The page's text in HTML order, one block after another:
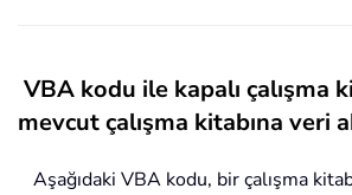
VBA kodu ile kapalı çalışma
mevcut çalışma kitabına veri
Aşağıdaki VBA kodu, bir çalışma